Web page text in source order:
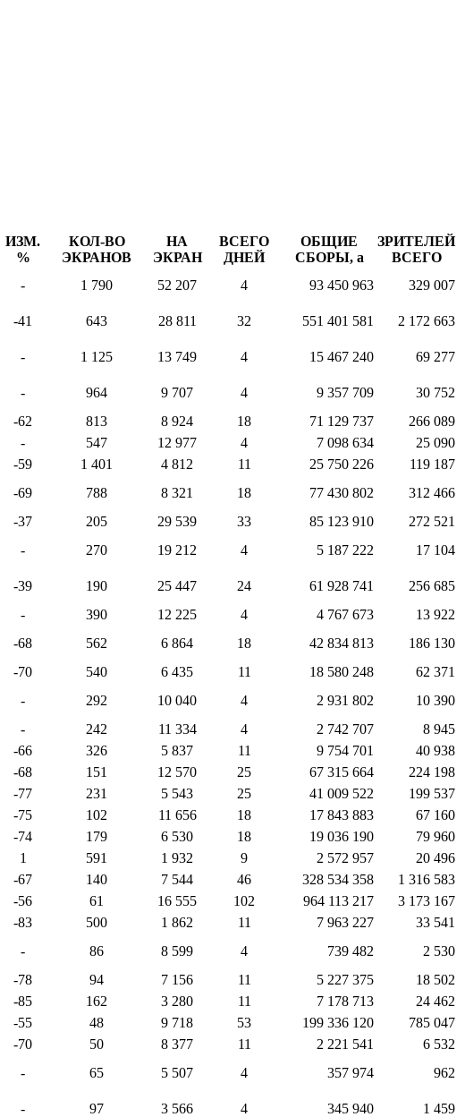
ИЗМ.
%
КОЛ-ВО
ЭКРАНОВ
НА
ЭКРАН
ВСЕГО
ДНЕЙ
ОБЩИЕ
СБОРЫ, a
ЗРИТЕЛЕЙ
ВСЕГО
- 1 790 52 207 4 93 450 963 329 007
-41 643 28 811 32 551 401 581 2 172 663
- 1 125 13 749 4 15 467 240 69 277
- 964 9 707 4 9 357 709
30 752
-62 813 8 924 18 71 129 737
266 089
- 547 12 977 4 7 098 634
25 090
-59 1 401 4 812 11 25 750 226
119 187
-69 788 8 321 18 77 430 802
312 466
-37 205 29 539 33 85 123 910
272 521
- 270 19 212 4 5 187 222 17 104
-39 190 25 447 24 61 928 741
256 685
- 390 12 225 4 4 767 673
13 922
-68 562 6 864 18 42 834 813
186 130
-70 540 6 435 11 18 580 248
62 371
- 292 10 040 4 2 931 802
10 390
- 242 11 334 4 2 742 707
8 945
-66 326 5 837 11 9 754 701
40 938
-68 151 12 570 25 67 315 664
224 198
-77 231 5 543 25 41 009 522
199 537
-75 102 11 656 18 17 843 883
67 160
-74 179 6 530 18 19 036 190
79 960
1 591 1 932 9 2 572 957
20 496
-67 140 7 544 46 328 534 358
1 316 583
-56 61 16 555 102 964 113 217
3 173 167
-83 500 1 862 11 7 963 227
33 541
- 86 8 599 4 739 482
2 530
-78 94 7 156 11 5 227 375
18 502
-85 162 3 280 11 7 178 713
24 462
-55 48 9 718 53 199 336 120
785 047
-70 50 8 377 11 2 221 541
6 532
- 65 5 507 4 357 974 962
- 97 3 566 4 345 940
1 459